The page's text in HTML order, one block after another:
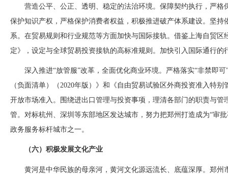
营造公平、公正、透明、稳定的法治环境。保障契约执行，严
保护知识产权，严格保护消费者权益，积极推进破产体系建设。坚
系。在贸易规则和行业规范等方面加快与国际接轨。借鉴上海自贸
定》，设定与全球贸易投资接轨的高标准规则。加快引入国际通行的
深入推进“放管服”改革，全面优化商业环境。严格落实“非禁即
（负面清单）（2020年版）》和《自由贸易试验区外商投资准入特
开放市场准入。围绕进出口管理与投资事项，理清各部门的职责与
管。对标杭州、深圳等东部地区发达城市，努力把郑州打造成为“审
政务服务标杆城市之一。
（六）积极发展文化产业
黄河是中华民族的母亲河，黄河文化源远流长、底蕴深厚。郑